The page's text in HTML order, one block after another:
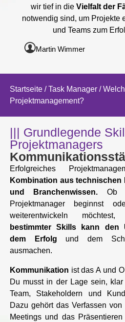
wir tief in die Vielfalt der
notwendig sind, um Projekte
und Teams zum
Martin Wimmer
Startseite / Task Manager /
Projektmanagement?
||| Grundlegende
Projektmanagers
Erfolgreiches
Kombination aus technischen
und Branchenwissen. Ob
Projektmanager beginnst
weiterentwickeln
bestimmter Skills kann den
dem Erfolg und dem
ausmachen.
Kommunikation ist das A und
Du musst in der Lage sein,
Team, Stakeholdern und
Dazu gehört das Verfassen
Meetings und das